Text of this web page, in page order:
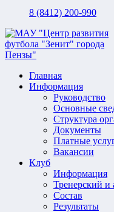
8 (8412) 200-990
Главная
Информация
Руководство
Основные
Структура
Документы
Платные
Вакансии
Клуб
Информация
Тренерский и
Состав
Результаты